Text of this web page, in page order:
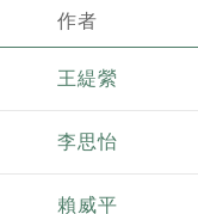
作者
王緹縈
李思怡
賴威平